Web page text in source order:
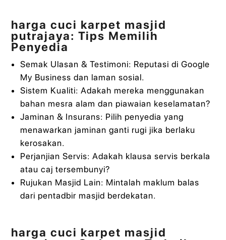
harga cuci karpet masjid
putrajaya: Tips Memilih
Penyedia
Semak Ulasan & Testimoni: Reputasi di Google
My Business dan laman sosial.
Sistem Kualiti: Adakah mereka menggunakan
bahan mesra alam dan piawaian keselamatan?
Jaminan & Insurans: Pilih penyedia yang
menawarkan jaminan ganti rugi jika berlaku
kerosakan.
Perjanjian Servis: Adakah klausa servis berkala
atau caj tersembunyi?
Rujukan Masjid Lain: Mintalah maklum balas
dari pentadbir masjid berdekatan.
harga cuci karpet masjid